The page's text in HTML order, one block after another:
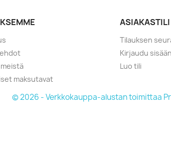
maksutavat
ASIAKASTILI
Tilauksen
Kirjaudu sisään
Luo tili
© 2026 - Verkkokauppa-alustan toimittaa